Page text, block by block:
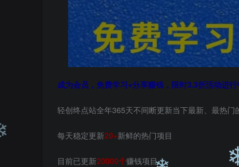
成为会员，免费学习+分享赚钱，限时3.3折活动进行
轻创终点站全年365天不间断更新当下最新、最热门
每天稳定更新20+新鲜的热门项目
目前已更新20000个赚钱项目
❄